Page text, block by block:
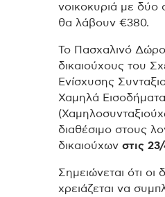
νοικοκυριά με δύο
θα λάβουν €380.
Το Πασχαλινό Δώρο
δικαιούχους του
Ενίσχυσης
Χαμηλά Εισοδήματα
διαθέσιμο στους
δικαιούχων στις
Σημειώνεται ότι οι
χρειάζεται να